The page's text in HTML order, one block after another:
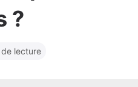
?
lecture